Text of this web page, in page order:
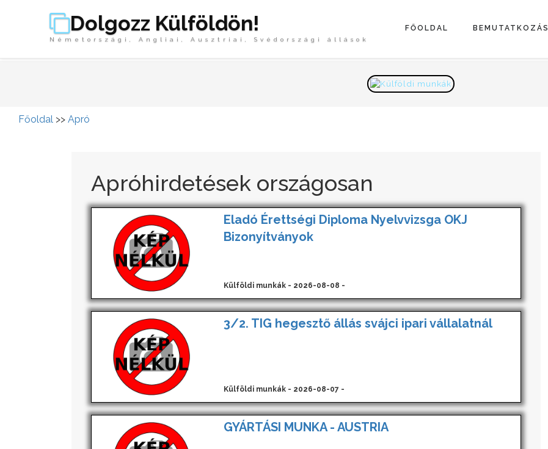
Dolgozz Külföldön!
Németországi, Angliai, Ausztriai, Svédországi állások
FŐOLDAL BEMUTATKOZÁS
Főoldal >> Apró
Apróhirdetések országosan
Eladó Érettségi Diploma Nyelvvizsga OKJ
Bizonyítványok
Külföldi munkák - 2026-08-08 -
3/2. TIG hegesztő állás svájci ipari vállalatnál
Külföldi munkák - 2026-08-07 -
GYÁRTÁSI MUNKA - AUSTRIA